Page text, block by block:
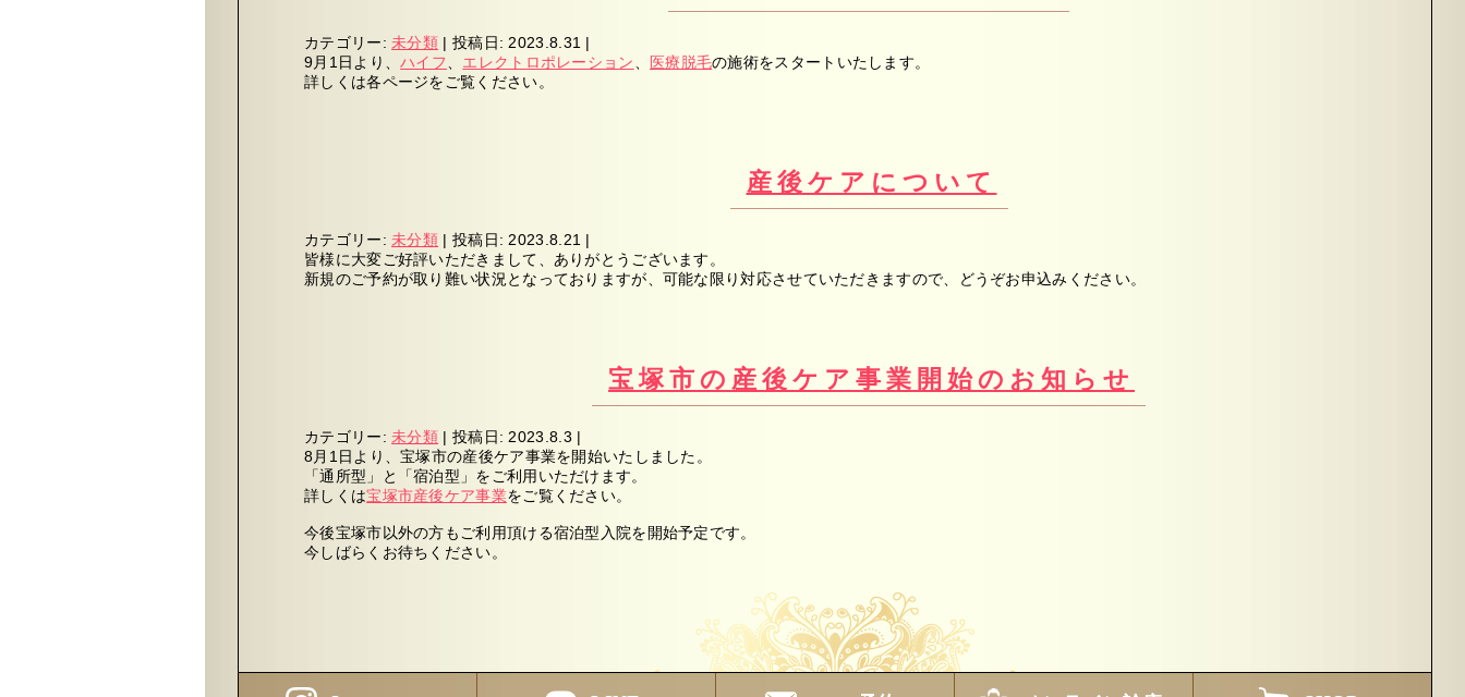
カテゴリー:未分類 | 投稿日: 2023.8.31 |
9月1日より、ハイフ エレクトロポレーション 医療脱毛の施術をスタートいたします。
詳しくは各ページをご覧ください。
産後ケアについて
カテゴリー:未分類 | 投稿日: 2023.8.21 |
皆様に大変ご好評いただきまして、ありがとうございます。
新規のご予約が取り難い状況となっておりますが、可能な限り対応させていただきますので、どうぞお申込みください。
宝塚市の産後ケア事業開始のお知らせ
カテゴリー:未分類 | 投稿日: 2023.8.3 |
8月1日より、宝塚市の産後ケア事業を開始いたしました。
「通所型」と「宿泊型」をご利用いただけます。
詳しくは宝塚市産後ケア事業をご覧ください。
今後宝塚市以外の方もご利用頂ける宿泊型入院を開始予定です。
今しばらくお待ちください。